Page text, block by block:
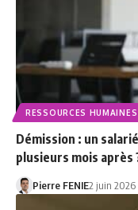
RESSOURCES HUMAINES
Démission : un
plusieurs mois après
Pierre FENIE2 juin 2026